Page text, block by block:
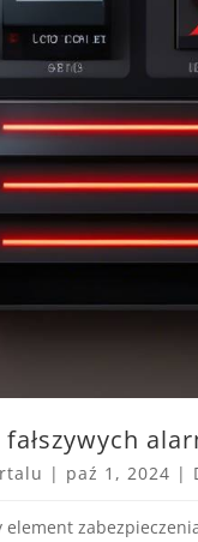
fałszywych
| paź 1, 2024 |